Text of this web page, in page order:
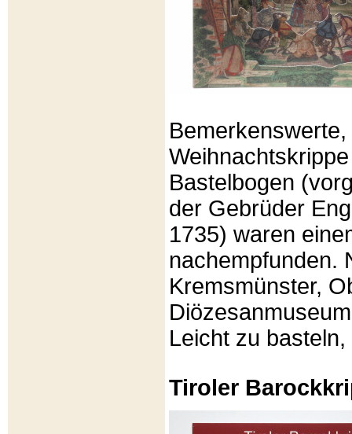
Bastelbogen
der Gebrüder
1735) waren
nachempfunden.
Kremsmünster,
Leicht zu
Tiroler